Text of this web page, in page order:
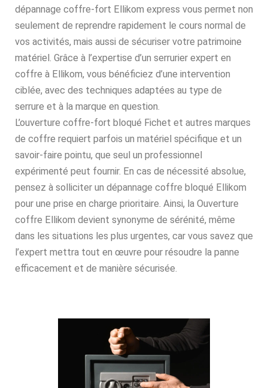
dépannage coffre-fort Ellikom express vous permet non
seulement de reprendre rapidement le cours normal de
vos activités, mais aussi de sécuriser votre patrimoine
matériel. Grâce à l’expertise d’un serrurier expert en
coffre à Ellikom, vous bénéficiez d’une intervention
ciblée, avec des techniques adaptées au type de
serrure et à la marque en question.
L’ouverture coffre-fort bloqué Fichet et autres marques
de coffre requiert parfois un matériel spécifique et un
savoir-faire pointu, que seul un professionnel
expérimenté peut fournir. En cas de nécessité absolue,
pensez à solliciter un dépannage coffre bloqué Ellikom
pour une prise en charge prioritaire. Ainsi, la Ouverture
coffre Ellikom devient synonyme de sérénité, même
dans les situations les plus urgentes, car vous savez que
l’expert mettra tout en œuvre pour résoudre la panne
efficacement et de manière sécurisée.